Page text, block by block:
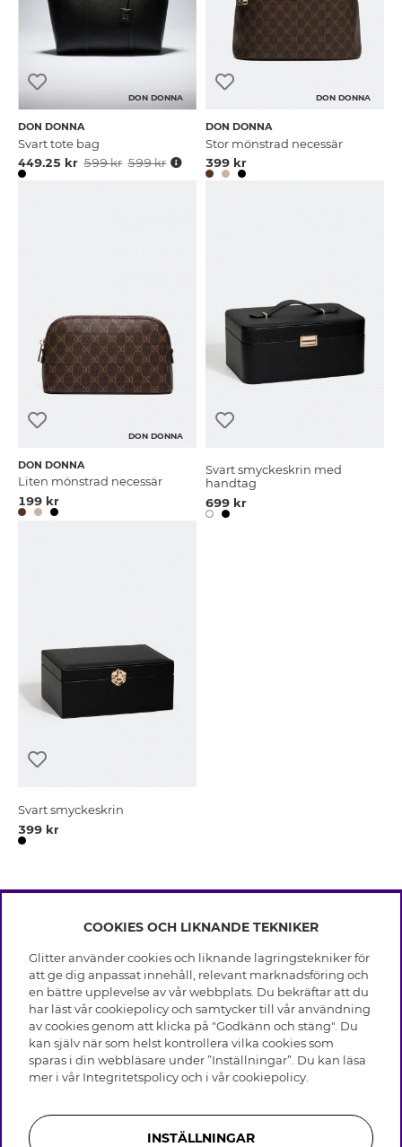
DON DONNA
DON DONNA
Svart tote bag
449.25 kr 599 kr 599 kr
DON DONNA
DON DONNA
Stor mönstrad necessär
399 kr
DON DONNA
DON DONNA
Liten mönstrad necessär
199 kr
Svart smyckeskrin med
handtag
699 kr
Svart smyckeskrin
399 kr
INFO
Leverans
Villkor
Integritetspolicy
Cookies
Medlemsvillkor
Jobba hos Glitter
Återkallelse
OM GLITTER
Black Friday
Våra butiker
Varumärken
Företagshistoria
Visselblåsning
Press & Samarbeten
HJÄLP
Vanliga frågor
Kundservice
Skötselråd skinnhandskar
Bli medlem
COOKIES OCH LIKNANDE TEKNIKER
Glitter använder cookies och liknande lagringstekniker för
att ge dig anpassat innehåll, relevant marknadsföring och
en bättre upplevelse av vår webbplats. Du bekräftar att du
har läst vår cookiepolicy och samtycker till vår användning
av cookies genom att klicka på "Godkänn och stäng". Du
kan själv när som helst kontrollera vilka cookies som
sparas i din webbläsare under ”Inställningar”. Du kan läsa
mer i vår Integritetspolicyoch i vårcookiepolicy
INSTÄLLNINGAR